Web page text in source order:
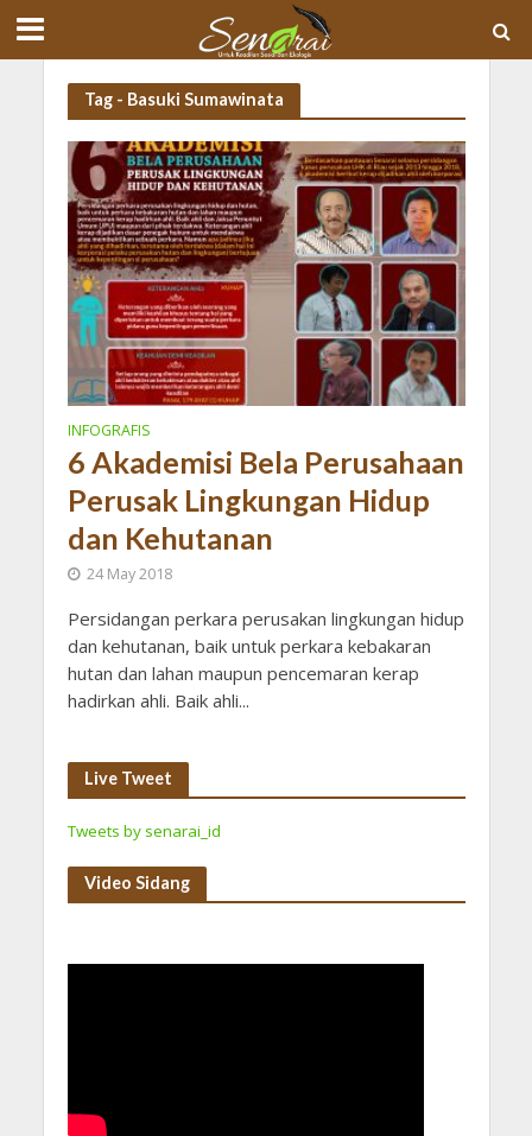
Tag - Basuki Sumawinata
INFOGRAFIS
6 Akademisi Bela Perusahaan
Perusak Lingkungan Hidup
dan Kehutanan
24 May 2018
Persidangan perkara perusakan lingkungan hidup
dan kehutanan, baik untuk perkara kebakaran
hutan dan lahan maupun pencemaran kerap
hadirkan ahli. Baik ahli...
Live Tweet
Tweets by senarai_id
Video Sidang